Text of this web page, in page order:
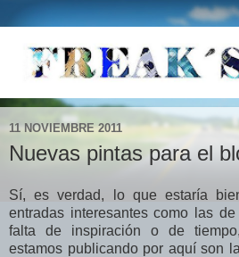
11 NOVIEMBRE 2011
Nuevas pintas para el
Sí, es verdad, lo que estaría
entradas interesantes como las
falta de inspiración o de
estamos publicando por aquí son